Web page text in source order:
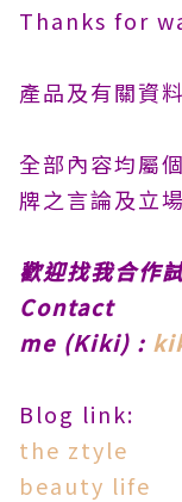
Thanks for
產品及有關資
全部內容均屬
牌之言論及立場
歡迎找我合作
Contact
me (Kiki) :
Blog link:
the ztyle
beauty life